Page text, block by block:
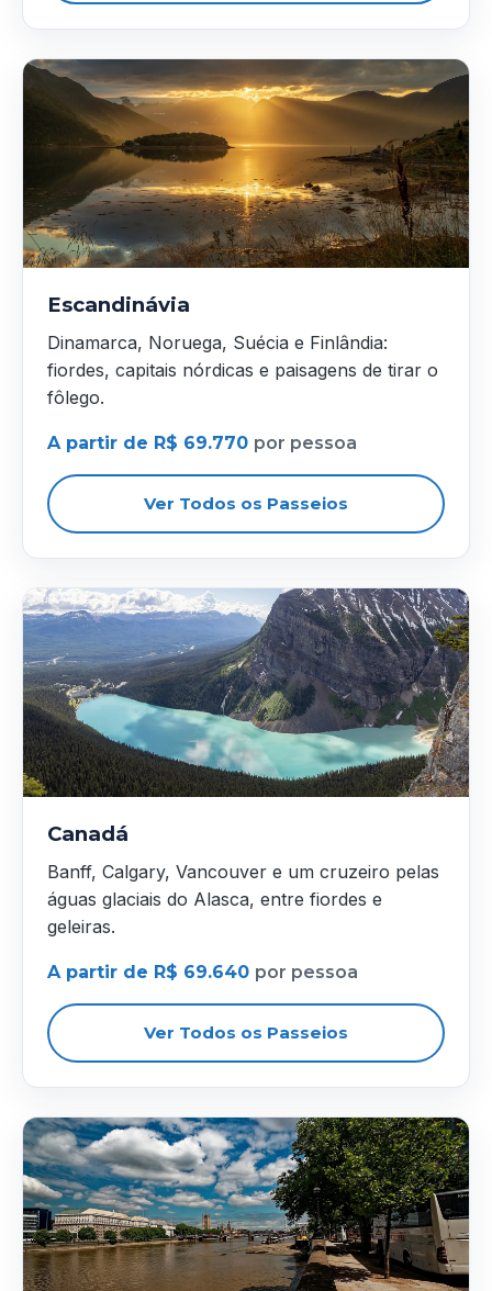
Escandinávia
Dinamarca, Noruega, Suécia e Finlândia:
fiordes, capitais nórdicas e paisagens de tirar o
fôlego.
A partir de R$ 69.770 por pessoa
Ver Todos os Passeios
Canadá
Banff, Calgary, Vancouver e um cruzeiro pelas
águas glaciais do Alasca, entre fiordes e
geleiras.
A partir de R$ 69.640 por pessoa
Ver Todos os Passeios